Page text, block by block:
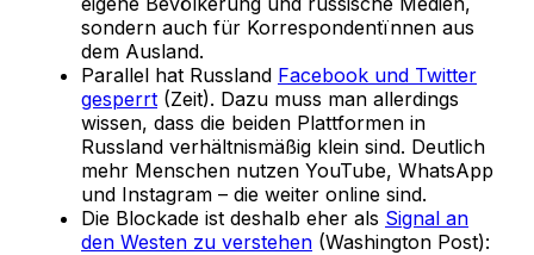
sondern auch für Korrespondentïnnen aus
dem Ausland.
Parallel hat Russland Facebook und Twitter
gesperrt (Zeit). Dazu muss man allerdings
wissen, dass die beiden Plattformen in
Russland verhältnismäßig klein sind. Deutlich
mehr Menschen nutzen YouTube, WhatsApp
und Instagram – die weiter online sind.
Die Blockade ist deshalb eher als Signal an
den Westen zu verstehen (Washington Post):